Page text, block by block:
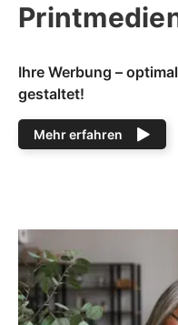
Ihre Werbung –
gestaltet!
Mehr erfahren